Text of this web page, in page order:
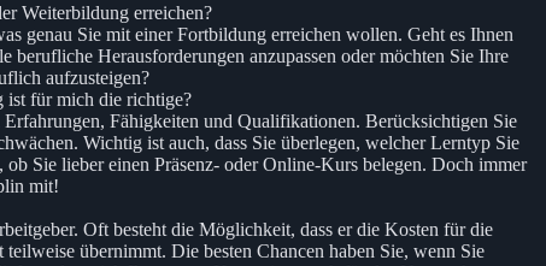
Weiterbildung erreichen?
genau Sie mit einer Fortbildung erreichen wollen. Geht es Ihnen
Herausforderungen anzupassen oder möchten Sie Ihre
aufzusteigen?
ist für mich die richtige?
Fähigkeiten und Qualifikationen. Berücksichtigen Sie
Wichtig ist auch, dass Sie überlegen, welcher Lerntyp Sie
ob Sie lieber einen Präsenz- oder Online-Kurs belegen. Doch immer
mit!
Oft besteht die Möglichkeit, dass er die Kosten für die
übernimmt. Die besten Chancen haben Sie, wenn Sie